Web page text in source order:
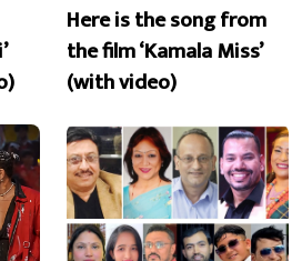
Here is the song from
the film ‘Kamala Miss’
(with video)